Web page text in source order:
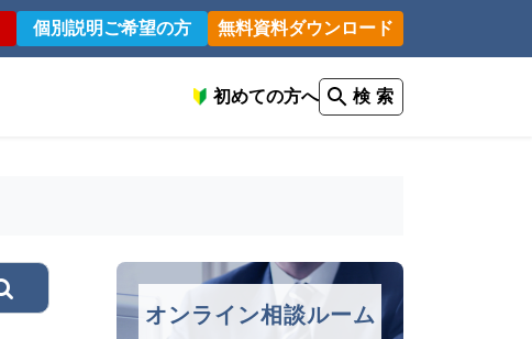
個別説明ご希望の方 無料資料ダウンロード
初めての方へ 検 索
オンライン相談ルーム